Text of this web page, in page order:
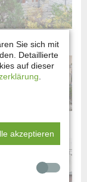
Sie sich mit
Detaillierte
auf dieser
akzeptieren